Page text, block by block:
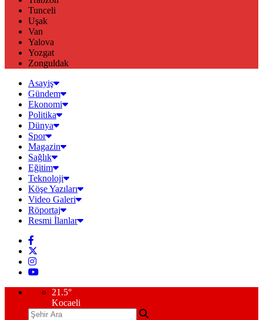
Tunceli
Uşak
Van
Yalova
Yozgat
Zonguldak
Asayiş
Gündem
Ekonomi
Politika
Dünya
Spor
Magazin
Sağlık
Eğitim
Teknoloji
Köşe Yazıları
Video Galeri
Röportaj
Resmi İlanlar
21.5°
Kocaeli